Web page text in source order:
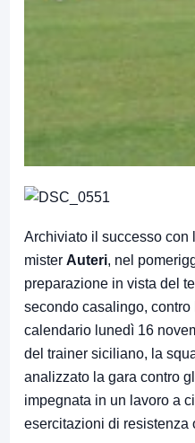
Archiviato il successo con
mister Auteri, nel
preparazione in vista del
secondo casalingo, contro
calendario lunedì 16
del trainer siciliano, la
analizzato la gara contro
impegnata in un lavoro a
esercitazioni di resistenza